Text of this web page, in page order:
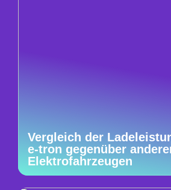
Vergleich der
e-tron gegenüber
Elektrofahrzeugen